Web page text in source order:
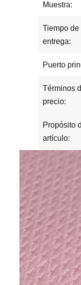
Muestra:
Tiempo de
entrega:
Puerto
Términos
precio:
Propósito
artículo: